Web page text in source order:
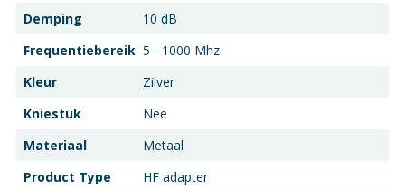
Demping
10 dB
Frequentiebereik 5 - 1000 Mhz
Kleur
Zilver
Kniestuk
Nee
Materiaal
Metaal
Product Type
HF adapter